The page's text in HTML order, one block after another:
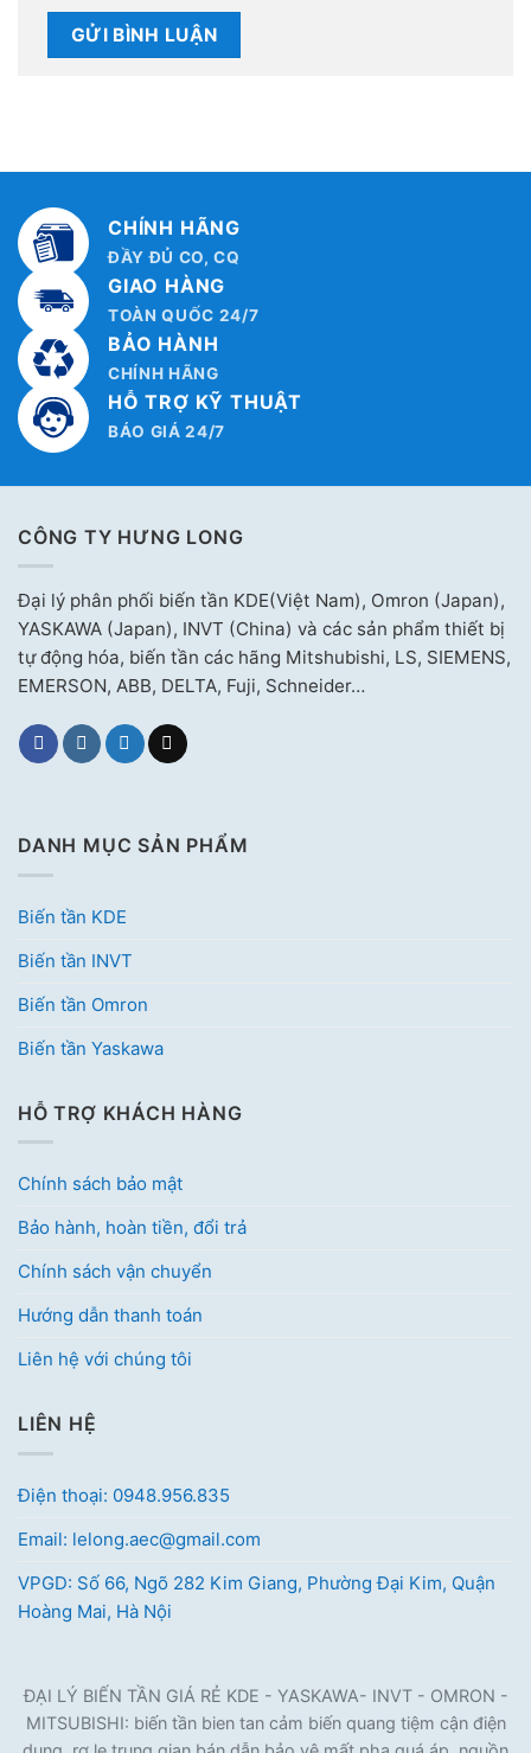
CHÍNH HÃNG
ĐẦY ĐỦ CO, CQ
GIAO HÀNG
TOÀN QUỐC 24/7
BẢO HÀNH
CHÍNH HÃNG
HỖ TRỢ KỸ THUẬT
BÁO GIÁ 24/7
CÔNG TY HƯNG LONG
Đại lý phân phối biến tần KDE(Việt Nam), Omron (Japan),
YASKAWA (Japan), INVT (China) và các sản phẩm thiết bị
tự động hóa, biến tần các hãng Mitshubishi, LS, SIEMENS,
EMERSON, ABB, DELTA, Fuji, Schneider…
DANH MỤC SẢN PHẨM
Biến tần KDE
Biến tần INVT
Biến tần Omron
Biến tần Yaskawa
HỖ TRỢ KHÁCH HÀNG
Chính sách bảo mật
Bảo hành, hoàn tiền, đổi trả
Chính sách vận chuyển
Hướng dẫn thanh toán
Liên hệ với chúng tôi
LIÊN HỆ
Điện thoại: 0948.956.835
Email: lelong.aec@gmail.com
VPGD: Số 66, Ngõ 282 Kim Giang, Phường Đại Kim, Quận
Hoàng Mai, Hà Nội
ĐẠI LÝ BIẾN TẦN GIÁ RẺ KDE - YASKAWA- INVT - OMRON -
MITSUBISHI: biến tần bien tan cảm biến quang tiệm cận điện